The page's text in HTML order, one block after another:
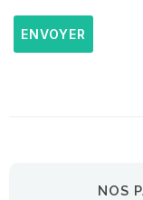
ENVOYER
NOS